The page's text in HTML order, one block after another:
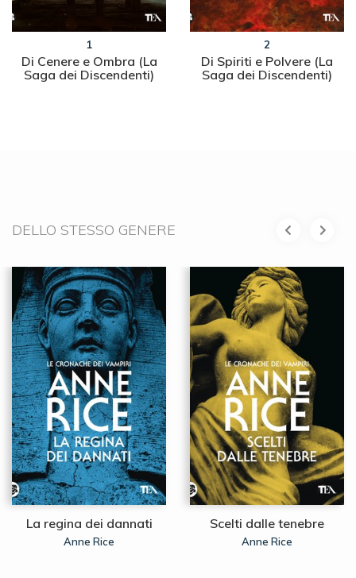
1
Di Cenere e Ombra (La
Saga dei Discendenti)
2
Di Spiriti e Polvere (La
Saga dei Discendenti)
DELLO STESSO GENERE
La regina dei dannati
Anne Rice
Scelti dalle tenebre
Anne Rice